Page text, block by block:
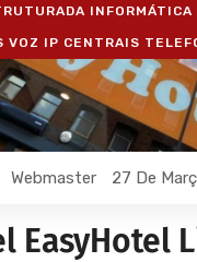
INFORMÁTICA
VOZ IP CENTRAIS
Webmaster 27 De
EasyHotel